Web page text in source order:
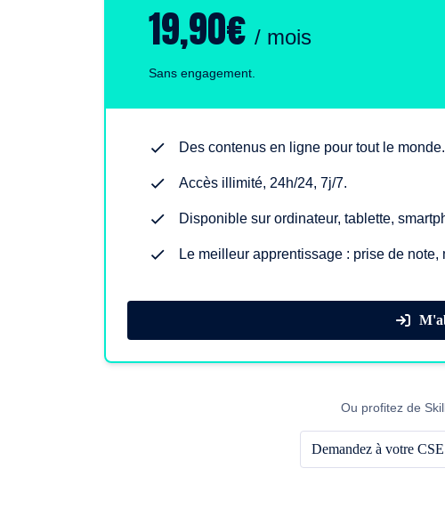
19,90€/ mois
Sans engagement.
Des contenus en ligne pour tout le monde.
Accès illimité, 24h/24, 7j/7.
Disponible sur ordinateur, tablette,
Le meilleur apprentissage : prise de note,
Ou profitez de
Demandez à votre